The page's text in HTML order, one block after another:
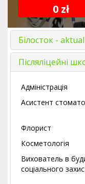
0 zł
Білосток -
Післяліцейні
Адміністрація
Асистент
Флорист
Косметологія
Вихователь в
соціального